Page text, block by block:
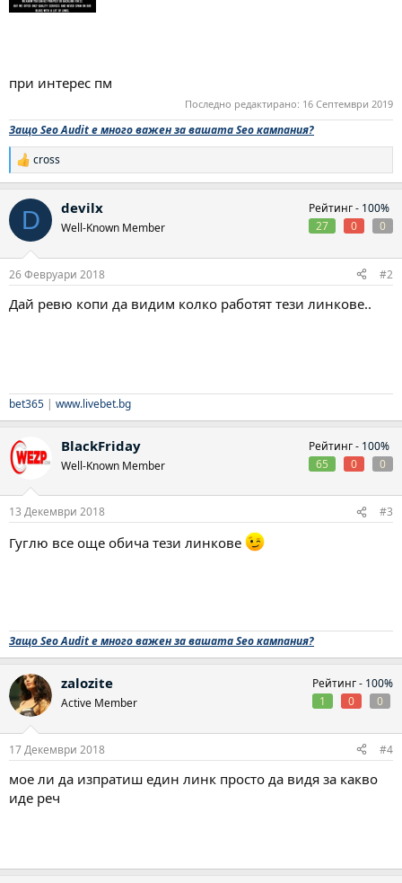
при интерес пм
Последно редактирано: 16 Септември 2019
Защо Seo Audit е много важен за вашата Seo кампания?
Р
е
к
и
cross
D devilx
Well-Known Member
Рейтинг - 100%
27
0 0
26 Февруари 2018 #2
Дай ревю копи да видим колко работят тези линкове..
bet365 | www.livebet.bg
BlackFriday
Well-Known Member
Рейтинг - 100%
65
0 0
13 Декември 2018 #3
Гуглю все още обича тези линкове
Защо Seo Audit е много важен за вашата Seo кампания?
zalozite
Active Member
Рейтинг - 100%
1
0 0
17 Декември 2018 #4
мое ли да изпратиш един линк просто да видя за какво
иде реч